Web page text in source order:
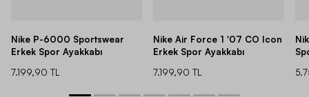
Nike P-6000 Sportswear
Erkek Spor Ayakkabı
7.199,90 TL
Nike Air Force 1 '07 CO Icon
Erkek Spor Ayakkabı
7.199,90 TL